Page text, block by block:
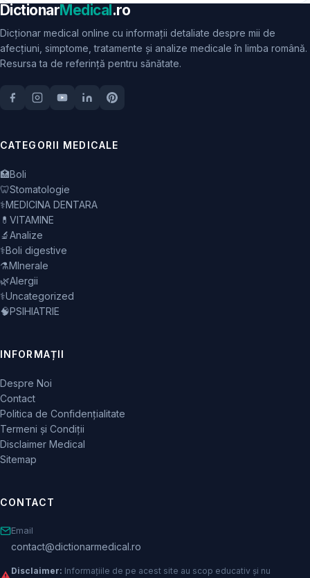
DictionarMedical.ro
Dicționar medical online cu informații detaliate despre mii de
afecțiuni, simptome, tratamente și analize medicale în limba română.
Resursa ta de referință pentru sănătate.
CATEGORII MEDICALE
🏥Boli
🦷Stomatologie
⚕️MEDICINA DENTARA
💊 VITAMINE
🔬Analize
⚕️Boli digestive
⚗️MInerale
🌿Alergii
⚕️Uncategorized
🧠PSIHIATRIE
INFORMAȚII
Despre Noi
Contact
Politica de Confidențialitate
Termeni și Condiții
Disclaimer Medical
Sitemap
CONTACT
Email
contact@dictionarmedical.ro
Disclaimer: Informațiile de pe acest site au scop educativ și nu